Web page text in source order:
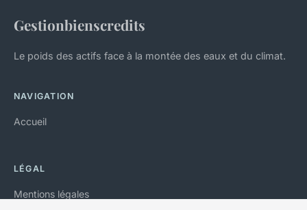
Gestionbienscredits
Le poids des actifs face à la montée des eaux et du climat.
NAVIGATION
Accueil
LÉGAL
Mentions légales